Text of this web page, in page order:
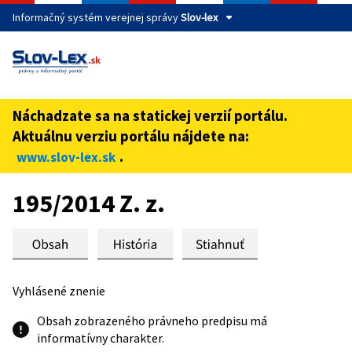
Informačný systém verejnej správySlov-lex
Táto stránka je zabezpečená
cez zabezpečenú webovú stránku verejnej správy SR.
Zabezpečená stránka vždy začína https:// pred názvom
domény webového sídla.
Náchadzate sa na statickej verzií portálu.
Aktuálnu verziu portálu nájdete na:
www.slov-lex.sk .
Preskoč na obsah
195/2014 Z. z.
Vyhlásené znenie
Obsah zobrazeného právneho predpisu má
informatívny charakter.